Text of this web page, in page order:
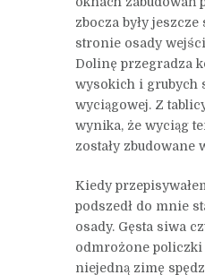
zbocza były jeszcze
stronie osady
Dolinę przegradza
wysokich i grubych
wyciągowej. Z
wynika, że wyciąg
zostały zbudowane
Kiedy
podszedł do mnie
osady. Gęsta siwa
odmrożone policzki
niejedną zimę